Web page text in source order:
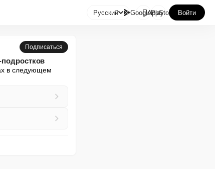
Русский GooglePlay
AppStore Войти
Подписаться
в следующем